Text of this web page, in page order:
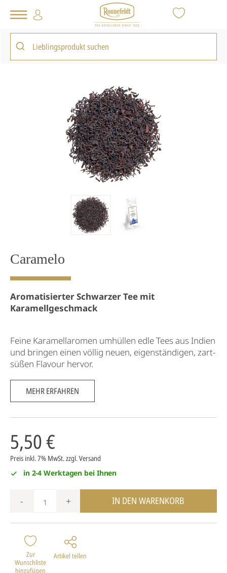
Tee Shop Loser Tee Schwarzer Tee
zurück zur Artikelübersicht
Caramelo
Aromatisierter Schwarzer Tee mit
Karamellgeschmack
Feine Karamellaromen umhüllen edle Tees aus Indien
und bringen einen völlig neuen, eigenständigen, zart-
süßen Flavour hervor.
MEHR ERFAHREN
5,50 €
Preis inkl. 7% MwSt.zzgl. Versand
in 2-4 Werktagen bei Ihnen
+
- IN DEN WARENKORB
Zur
Wunschliste
hinzufügen
Artikel teilen